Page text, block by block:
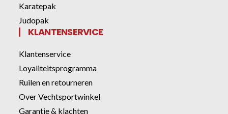
Karatepak
Judopak
KLANTENSERVICE
Klantenservice
Loyaliteitsprogramma
Ruilen en retourneren
Over Vechtsportwinkel
Garantie & klachten